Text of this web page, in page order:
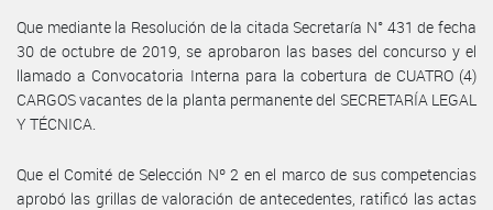
Que mediante la Resolución de la citada Secretaría N° 431 de fecha
30 de octubre de 2019, se aprobaron las bases del concurso y el
llamado a Convocatoria Interna para la cobertura de CUATRO (4)
CARGOS vacantes de la planta permanente del SECRETARÍA LEGAL
Y TÉCNICA.
Que el Comité de Selección Nº 2 en el marco de sus competencias
aprobó las grillas de valoración de antecedentes, ratificó las actas